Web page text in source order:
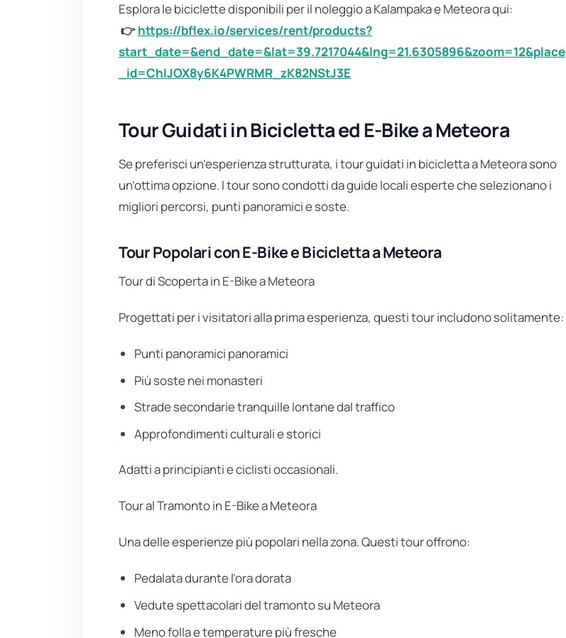
Esplora le biciclette disponibili per il noleggio a Kalampaka e Meteora qui:
👉https://bflex.io/services/rent/products?
start_date=&end_date=&lat=39.7217044&lng=21.6305896&zoom=12&place
_id=ChIJOX8y6K4PWRMR_zK82NStJ3E
Tour Guidati in Bicicletta ed E-Bike a Meteora
Se preferisci un’esperienza strutturata, i tour guidati in bicicletta a Meteora sono
un’ottima opzione. I tour sono condotti da guide locali esperte che selezionano i
migliori percorsi, punti panoramici e soste.
Tour Popolari con E-Bike e Bicicletta a Meteora
Tour di Scoperta in E-Bike a Meteora
Progettati per i visitatori alla prima esperienza, questi tour includono solitamente:
Punti panoramici panoramici
Più soste nei monasteri
Strade secondarie tranquille lontane dal traffico
Approfondimenti culturali e storici
Adatti a principianti e ciclisti occasionali.
Tour al Tramonto in E-Bike a Meteora
Una delle esperienze più popolari nella zona. Questi tour offrono:
Pedalata durante l’ora dorata
Vedute spettacolari del tramonto su Meteora
Meno folla e temperature più fresche